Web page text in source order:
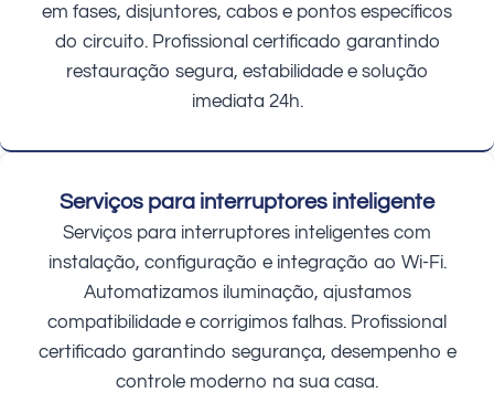
em fases, disjuntores, cabos e pontos específicos
do circuito. Profissional certificado garantindo
restauração segura, estabilidade e solução
imediata 24h.
Serviços para interruptores inteligente
Serviços para interruptores inteligentes com
instalação, configuração e integração ao Wi-Fi.
Automatizamos iluminação, ajustamos
compatibilidade e corrigimos falhas. Profissional
certificado garantindo segurança, desempenho e
controle moderno na sua casa.